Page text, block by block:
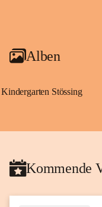
Alben
Kindergarten Stössing
Kommende